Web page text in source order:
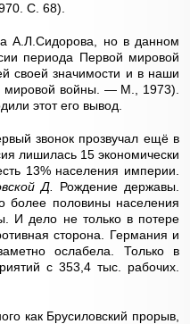
С. 68).
А.Л.Сидорова, но в данном
периода Первой мировой
своей значимости и в наши
мировой войны. — М., 1973).
этот его вывод.
звонок прозвучал ещё в
лишилась 15 экономически
13% населения империи.
Д. Рождение державы.
половины населения
И дело не только в потере
сторона. Германия и
ослабела. Только в
с 353,4 тыс. рабочих.
как Брусиловский прорыв,